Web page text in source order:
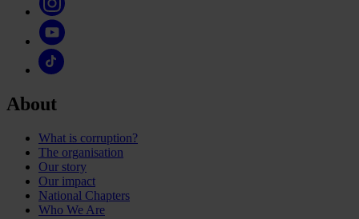
About
What is corruption?
The organisation
Our story
Our impact
National Chapters
Who We Are